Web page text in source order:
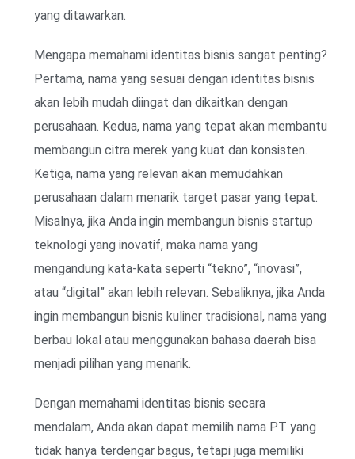
yang ditawarkan.
Mengapa memahami identitas bisnis sangat penting?
Pertama, nama yang sesuai dengan identitas bisnis
akan lebih mudah diingat dan dikaitkan dengan
perusahaan. Kedua, nama yang tepat akan membantu
membangun citra merek yang kuat dan konsisten.
Ketiga, nama yang relevan akan memudahkan
perusahaan dalam menarik target pasar yang tepat.
Misalnya, jika Anda ingin membangun bisnis startup
teknologi yang inovatif, maka nama yang
mengandung kata-kata seperti “tekno”, “inovasi”,
atau “digital” akan lebih relevan. Sebaliknya, jika Anda
ingin membangun bisnis kuliner tradisional, nama yang
berbau lokal atau menggunakan bahasa daerah bisa
menjadi pilihan yang menarik.
Dengan memahami identitas bisnis secara
mendalam, Anda akan dapat memilih nama PT yang
tidak hanya terdengar bagus, tetapi juga memiliki